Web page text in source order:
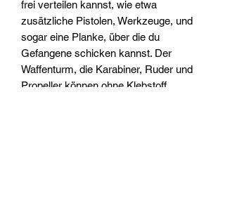
frei verteilen kannst, wie etwa
zusätzliche Pistolen, Werkzeuge, und
sogar eine Planke, über die du
Gefangene schicken kannst. Der
Waffenturm, die Karabiner, Ruder und
Propeller können ohne Klebstoff